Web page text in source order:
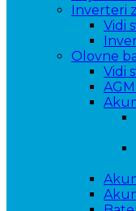
Inverteri
Vidi
Olovne
Vidi